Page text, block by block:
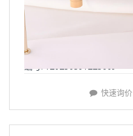
编号: Y20250501223609
快速询价